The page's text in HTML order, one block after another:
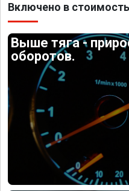
Включено в
Выше тяга -
оборотов.